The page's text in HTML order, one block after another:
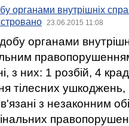
органами внутрішніх
23.06.2015 11:08
органами
правопорушенням
з них: 1 розбій, 4
тілесних
з незаконним